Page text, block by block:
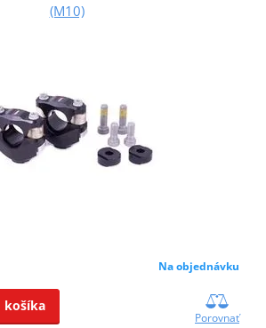
(M10)
Na objednávku
košíka
Porovnať